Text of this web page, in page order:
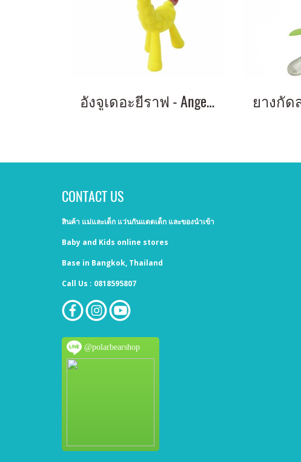
อังจูเดอะยีราฟ - Ange the Giraffe
CONTACT US
สินค้า แม่และเด็ก แว่นกันแดดเด็ก และของนำเข้า
Baby and Kids online stores
Base in Bangkok, Thailand
Call Us : 0818595807
@polarbearshop